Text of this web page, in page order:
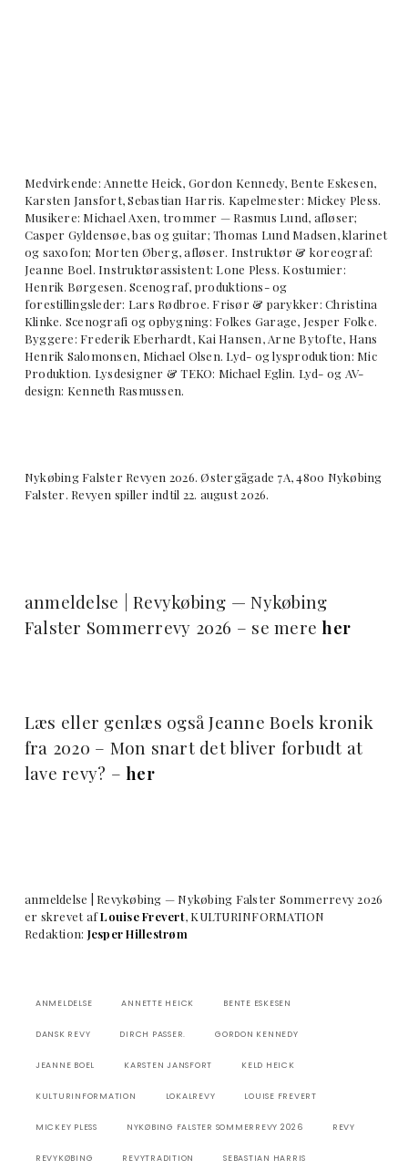
Medvirkende: Annette Heick, Gordon Kennedy, Bente Eskesen,
Karsten Jansfort, Sebastian Harris. Kapelmester: Mickey Pless.
Musikere: Michael Axen, trommer — Rasmus Lund, afløser;
Casper Gyldensøe, bas og guitar; Thomas Lund Madsen, klarinet
og saxofon; Morten Øberg, afløser. Instruktør & koreograf:
Jeanne Boel. Instruktørassistent: Lone Pless. Kostumier:
Henrik Børgesen. Scenograf, produktions- og
forestillingsleder: Lars Rødbroe. Frisør & parykker: Christina
Klinke. Scenografi og opbygning: Folkes Garage, Jesper Folke.
Byggere: Frederik Eberhardt, Kai Hansen, Arne Bytofte, Hans
Henrik Salomonsen, Michael Olsen. Lyd- og lysproduktion: Mic
Produktion. Lysdesigner & TEKO: Michael Eglin. Lyd- og AV-
design: Kenneth Rasmussen.
Nykøbing Falster Revyen 2026. Østergågade 7A, 4800 Nykøbing
Falster. Revyen spiller indtil 22. august 2026.
anmeldelse | Revykøbing — Nykøbing
Falster Sommerrevy 2026 – se mereher
Læs eller genlæs også Jeanne Boels kronik
fra 2020 – Mon snart det bliver forbudt at
lave revy? –her
anmeldelse | Revykøbing — Nykøbing Falster Sommerrevy 2026
er skrevet afLouise Frevert, KULTURINFORMATION
Redaktion: Jesper Hillestrøm
ANMELDELSE ANNETTE HEICK BENTE ESKESEN
DANSK REVY DIRCH PASSER. GORDON KENNEDY
JEANNE BOEL KARSTEN JANSFORT KELD HEICK
KULTURINFORMATION LOKALREVY LOUISE FREVERT
MICKEY PLESS NYKØBING FALSTER SOMMERREVY 2026 REVY
REVYKØBING REVYTRADITION SEBASTIAN HARRIS